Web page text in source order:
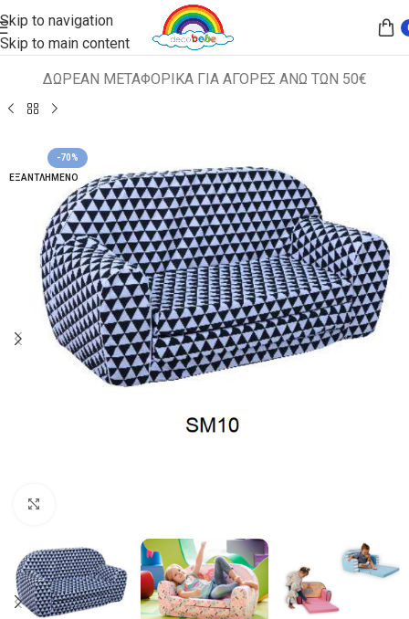
Skip to navigation
Skip to main content
ΔΩΡΕΑΝ ΜΕΤΑΦΟΡΙΚΑ ΓΙΑ ΑΓΟΡΕΣ ΑΝΩ ΤΩΝ 50€
Αρχική σελίδα ΠΑΙΔΙΚΑ ΚΑΘΙΣΜΑΤΑ ΚΑΝΑΠΕΔΑΚΙΑ
-70%
ΕΞΑΝΤΛΗΜΈΝΟ